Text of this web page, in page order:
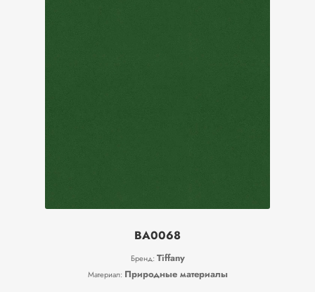
BA0068
Бренд: Tiffany
Материал: Природные материалы